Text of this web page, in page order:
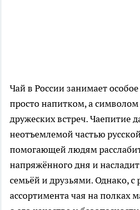
Чай в России занимает
просто напитком, а символом
дружеских встреч. Чаепитие
неотъемлемой частью
помогающей людям
напряжённого дня и
семьёй и друзьями. Однако,
ассортимента чая на полках